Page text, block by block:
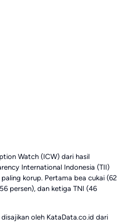
Watch (ICW) dari hasil
International Indonesia (TII)
korup. Pertama bea cukai (62
persen), dan ketiga TNI (46
oleh KataData.co.id dari